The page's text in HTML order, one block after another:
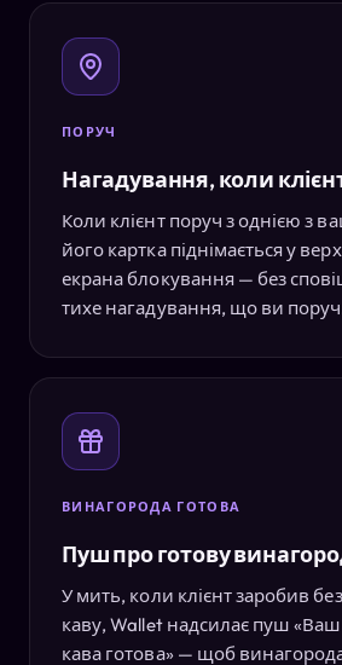
ПОРУЧ
Нагадування, коли
Коли клієнт поруч з однією з
його картка піднімається у
екрана блокування — без
тихе нагадування, що ви
ВИНАГОРОДА ГОТОВА
Пуш про готову
У мить, коли клієнт заробив
каву, Wallet надсилає пуш
кава готова» — щоб